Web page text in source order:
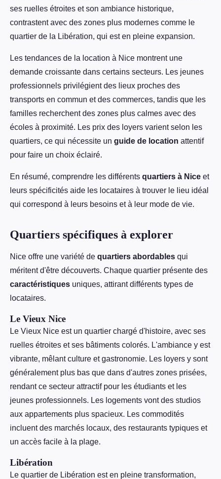
ses ruelles étroites et son ambiance historique,
contrastent avec des zones plus modernes comme le
quartier de la Libération, qui est en pleine expansion.
Les tendances de la location à Nice montrent une
demande croissante dans certains secteurs. Les jeunes
professionnels privilégient des lieux proches des
transports en commun et des commerces, tandis que les
familles recherchent des zones plus calmes avec des
écoles à proximité. Les prix des loyers varient selon les
quartiers, ce qui nécessite un guide de location attentif
pour faire un choix éclairé.
En résumé, comprendre les différents quartiers à Nice et
leurs spécificités aide les locataires à trouver le lieu idéal
qui correspond à leurs besoins et à leur mode de vie.
Quartiers spécifiques à explorer
Nice offre une variété de quartiers abordables qui
méritent d'être découverts. Chaque quartier présente des
caractéristiques uniques, attirant différents types de
locataires.
Le Vieux Nice
Le Vieux Nice est un quartier chargé d'histoire, avec ses
ruelles étroites et ses bâtiments colorés. L'ambiance y est
vibrante, mêlant culture et gastronomie. Les loyers y sont
généralement plus bas que dans d'autres zones prisées,
rendant ce secteur attractif pour les étudiants et les
jeunes professionnels. Les logements vont des studios
aux appartements plus spacieux. Les commodités
incluent des marchés locaux, des restaurants typiques et
un accès facile à la plage.
Libération
Le quartier de Libération est en pleine transformation,